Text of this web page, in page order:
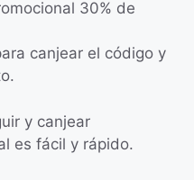
30% de
canjear el código y
y canjear
es fácil y rápido.